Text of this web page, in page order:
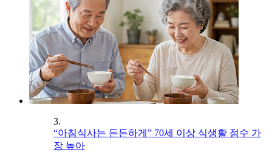
3.
“아침식사는 든든하게” 70세 이상 식생활 점수 가
장 높아